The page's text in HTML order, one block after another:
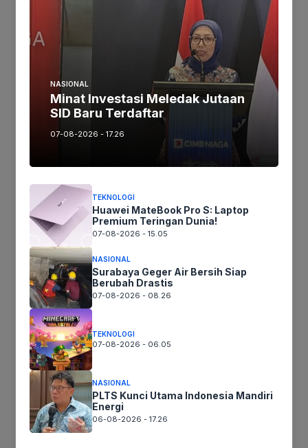
Tinggalkan komentar
Komentar
Nama
Surel
Situs
web
Simpan nama, email, dan situs web saya pada peramban ini
untuk komentar saya berikutnya.
NASIONAL
Minat Investasi Meledak Jutaan
SID Baru Terdaftar
07-08-2026 - 17.26
TEKNOLOGI
Huawei MateBook Pro S: Laptop
Premium Teringan Dunia!
07-08-2026 - 15.05
NASIONAL
Surabaya Geger Air Bersih Siap
Berubah Drastis
07-08-2026 - 08.26
TEKNOLOGI
07-08-2026 - 06.05
NASIONAL
PLTS Kunci Utama Indonesia Mandiri
Energi
06-08-2026 - 17.26